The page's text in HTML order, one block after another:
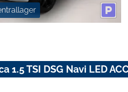
1.5 TSI DSG Navi LED